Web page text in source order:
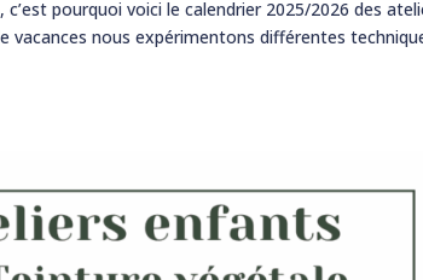
pourquoi voici le calendrier 2025/2026 des
nous expérimentons différentes